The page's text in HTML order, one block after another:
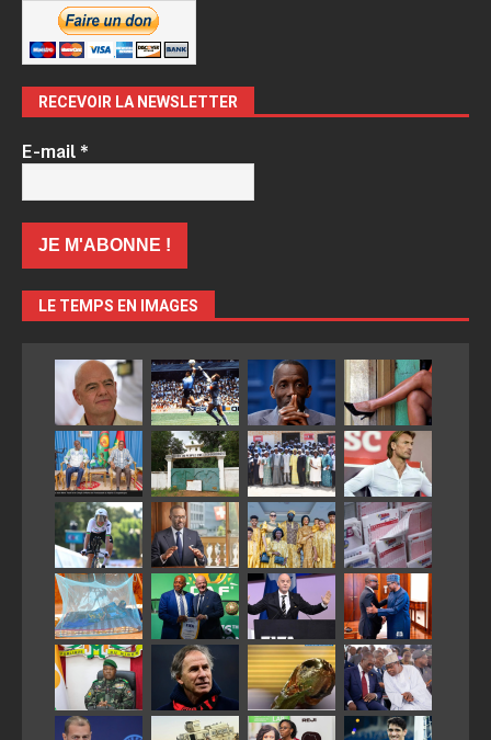
RECEVOIR LA NEWSLETTER
E-mail*
LE TEMPS EN IMAGES